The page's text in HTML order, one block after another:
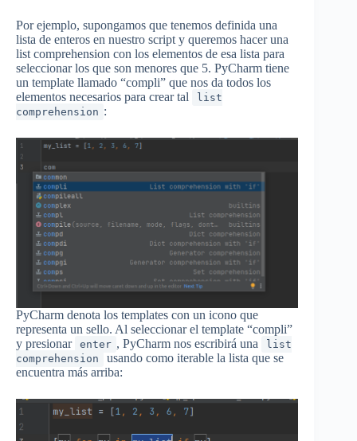
Por ejemplo, supongamos que tenemos definida una
lista de enteros en nuestro script y queremos hacer una
list comprehension con los elementos de esa lista para
seleccionar los que son menores que 5. PyCharm tiene
un template llamado “compli” que nos da todos los
elementos necesarios para crear tal
list
comprehension :
PyCharm denota los templates con un icono que
representa un sello. Al seleccionar el template “compli”
y presionar enter , PyCharm nos escribirá una
list
comprehension
usando como iterable la lista que se
encuentra más arriba: